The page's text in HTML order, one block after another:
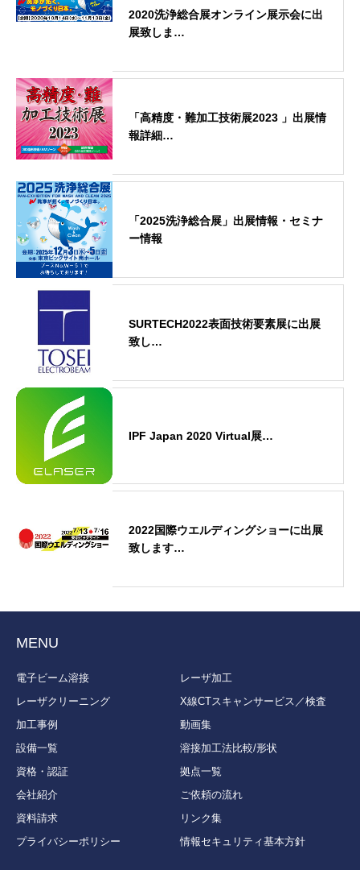
2020洗浄総合展オンライン展示会に出
展致しま…
「高精度・難加工技術展2023 」出展情
報詳細…
「2025洗浄総合展」出展情報・セミナ
ー情報
SURTECH2022表面技術要素展に出展
致し…
IPF Japan 2020 Virtual展…
2022国際ウエルディングショーに出展
致します…
MENU
電子ビーム溶接
レーザ加工
レーザクリーニング
X線CTスキャンサービス／検査
加工事例
動画集
設備一覧
溶接加工法比較/形状
資格・認証
拠点一覧
会社紹介
ご依頼の流れ
資料請求
リンク集
プライバシーポリシー
情報セキュリティ基本方針